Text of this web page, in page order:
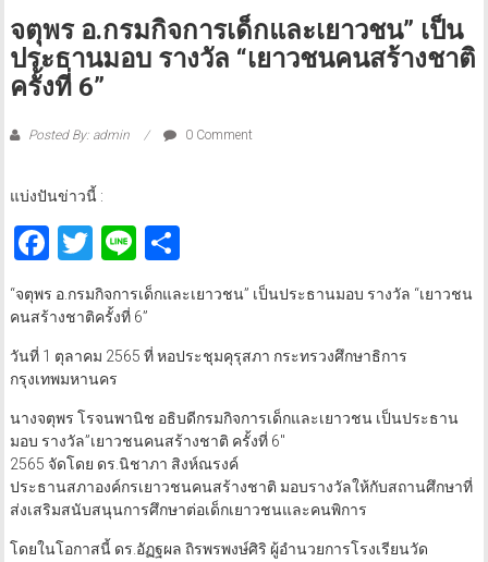
จตุพร อ.กรมกิจการเด็กและเยาวชน” เป็น
ประธานมอบ รางวัล “เยาวชนคนสร้างชาติ
ครั้งที่ 6”
Posted By: admin 0 Comment
แบ่งปันข่าวนี้ :
Facebook
Twitter
LineShare
“จตุพร อ.กรมกิจการเด็กและเยาวชน” เป็นประธานมอบ รางวัล “เยาวชน
คนสร้างชาติครั้งที่ 6”
วันที่ 1 ตุลาคม 2565 ที่ หอประชุมคุรุสภา กระทรวงศึกษาธิการ
กรุงเทพมหานคร
นางจตุพร โรจนพานิช อธิบดีกรมกิจการเด็กและเยาวชน เป็นประธาน
มอบ รางวัล”เยาวชนคนสร้างชาติ ครั้งที่ 6″
2565 จัดโดย ดร.นิชาภา สิงห์ณรงค์
ประธานสภาองค์กรเยาวชนคนสร้างชาติ มอบรางวัลให้กับสถานศึกษาที่
ส่งเสริมสนับสนุนการศึกษาต่อเด็กเยาวชนและคนพิการ
โดยในโอกาสนี้ ดร.อัฏฐผล ถิรพรพงษ์ศิริ ผู้อำนวยการโรงเรียนวัด